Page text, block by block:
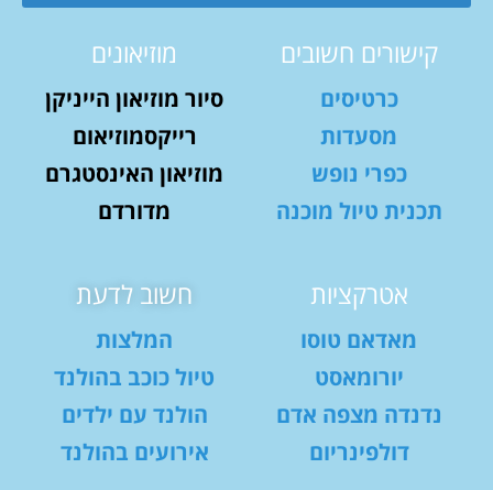
קישורים חשובים
כרטיסים
מסעדות
כפרי נופש
תכנית טיול מוכנה
מוזיאונים
סיור מוזיאון הייניקן
רייקסמוזיאום
מוזיאון האינסטגרם
מדורדם
אטרקציות
מאדאם טוסו
יורומאסט
נדנדה מצפה אדם
דולפינריום
חשוב לדעת
המלצות
טיול כוכב בהולנד
הולנד עם ילדים
אירועים בהולנד